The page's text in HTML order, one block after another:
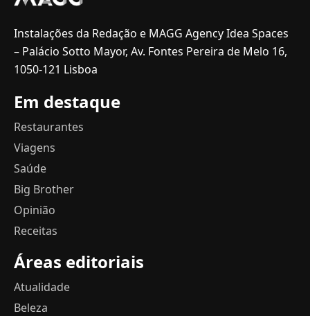
Instalações da Redação e MAGG Agency Idea Spaces
– Palácio Sotto Mayor, Av. Fontes Pereira de Melo 16,
1050-121 Lisboa
Em destaque
Restaurantes
Viagens
Saúde
Big Brother
Opinião
Receitas
Áreas editoriais
Atualidade
Beleza